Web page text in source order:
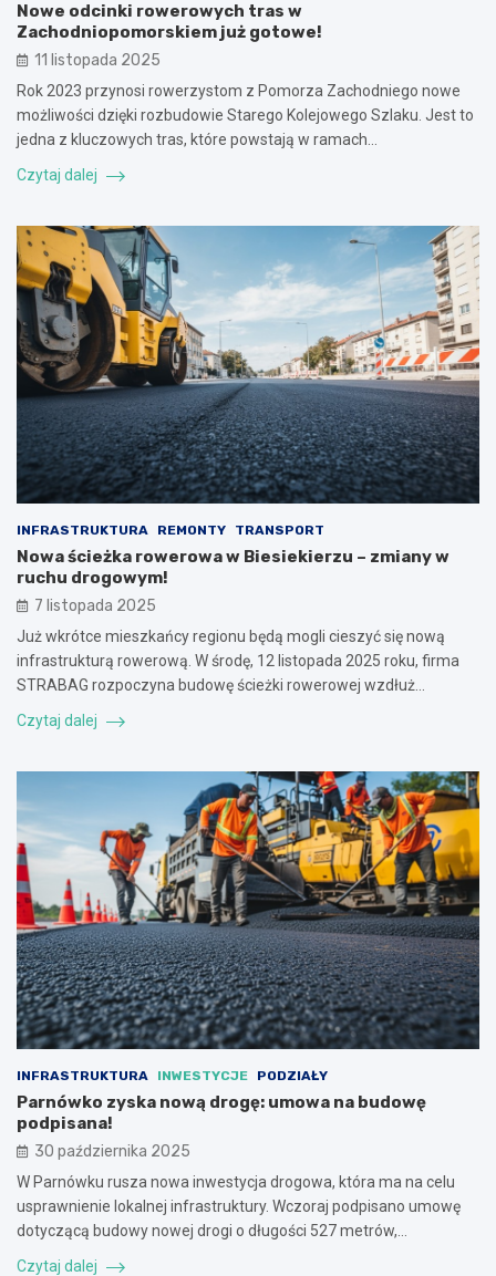
Nowe odcinki rowerowych tras w
Zachodniopomorskiem już gotowe!
11 listopada 2025
Rok 2023 przynosi rowerzystom z Pomorza Zachodniego nowe
możliwości dzięki rozbudowie Starego Kolejowego Szlaku. Jest to
jedna z kluczowych tras, które powstają w ramach…
Czytaj dalej
INFRASTRUKTURA REMONTY TRANSPORT
Nowa ścieżka rowerowa w Biesiekierzu – zmiany w
ruchu drogowym!
7 listopada 2025
Już wkrótce mieszkańcy regionu będą mogli cieszyć się nową
infrastrukturą rowerową. W środę, 12 listopada 2025 roku, firma
STRABAG rozpoczyna budowę ścieżki rowerowej wzdłuż…
Czytaj dalej
INFRASTRUKTURA INWESTYCJE PODZIAŁY
Parnówko zyska nową drogę: umowa na budowę
podpisana!
30 października 2025
W Parnówku rusza nowa inwestycja drogowa, która ma na celu
usprawnienie lokalnej infrastruktury. Wczoraj podpisano umowę
dotyczącą budowy nowej drogi o długości 527 metrów,…
Czytaj dalej